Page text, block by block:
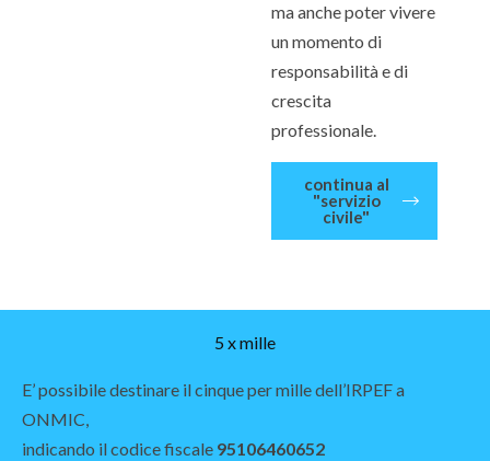
ma anche poter vivere
un momento di
responsabilità e di
crescita
professionale.
continua al
"servizio
civile"
5 x mille
E’ possibile destinare il cinque per mille dell’IRPEF a
ONMIC,
indicando il codice fiscale 95106460652